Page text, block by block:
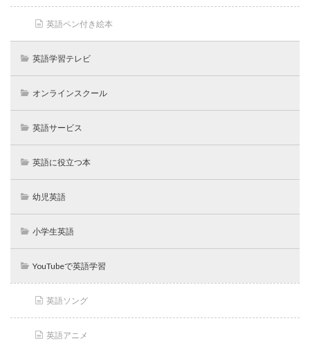
英語ペン付き絵本
英語学習テレビ
オンラインスクール
英語サービス
英語に役立つ本
幼児英語
小学生英語
YouTubeで英語学習
英語ソング
英語アニメ